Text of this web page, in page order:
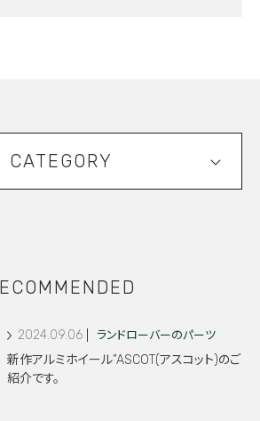
CATEGORY
2024.09.06 ランドローバーのパーツ
新作アルミホイール”ASCOT(アスコット)のご
紹介です。